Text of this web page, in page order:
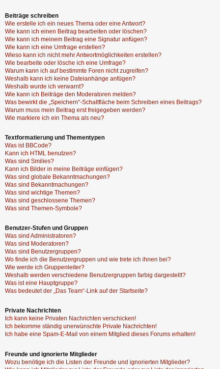
Beiträge schreiben
Wie erstelle ich ein neues Thema oder eine Antwort?
Wie kann ich einen Beitrag bearbeiten oder löschen?
Wie kann ich meinem Beitrag eine Signatur anfügen?
Wie kann ich eine Umfrage erstellen?
Wieso kann ich nicht mehr Antwortmöglichkeiten erstellen?
Wie bearbeite oder lösche ich eine Umfrage?
Warum kann ich auf bestimmte Foren nicht zugreifen?
Weshalb kann ich keine Dateianhänge anfügen?
Weshalb wurde ich verwarnt?
Wie kann ich Beiträge den Moderatoren melden?
Was bewirkt die „Speichern“-Schaltfläche beim Schreiben eines Beitrags?
Warum muss mein Beitrag erst freigegeben werden?
Wie markiere ich ein Thema als neu?
Textformatierung und Thementypen
Was ist BBCode?
Kann ich HTML benutzen?
Was sind Smilies?
Kann ich Bilder in meine Beiträge einfügen?
Was sind globale Bekanntmachungen?
Was sind Bekanntmachungen?
Was sind wichtige Themen?
Was sind geschlossene Themen?
Was sind Themen-Symbole?
Benutzer-Stufen und Gruppen
Was sind Administratoren?
Was sind Moderatoren?
Was sind Benutzergruppen?
Wo finde ich die Benutzergruppen und wie trete ich ihnen bei?
Wie werde ich Gruppenleiter?
Weshalb werden verschiedene Benutzergruppen farbig dargestellt?
Was ist eine Hauptgruppe?
Was bedeutet der „Das Team“-Link auf der Startseite?
Private Nachrichten
Ich kann keine Privaten Nachrichten verschicken!
Ich bekomme ständig unerwünschte Private Nachrichten!
Ich habe eine Spam-E-Mail von einem Mitglied dieses Forums erhalten!
Freunde und ignorierte Mitglieder
Wozu benötige ich die Listen der Freunde und ignorierten Mitglieder?